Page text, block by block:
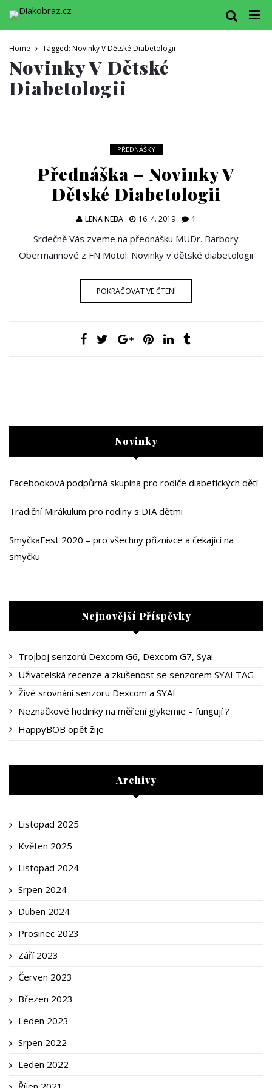
Home Tagged: Novinky V Dětské Diabetologii
Novinky V Dětské
Diabetologii
PŘEDNÁŠKY
Přednáška – Novinky V
Dětské Diabetologii
LENA NEBA 16. 4. 2019 1
Srdečně Vás zveme na přednášku MUDr. Barbory
Obermannové z FN Motol: Novinky v dětské diabetologii
POKRAČOVAT VE ČTENÍ
Novinky
Facebooková podpůrná skupina pro rodiče diabetických dětí
Tradiční Mirákulum pro rodiny s DIA dětmi
SmyčkaFest 2020 – pro všechny příznivce a čekající na
smyčku
Nejnovější Příspěvky
Trojboj senzorů Dexcom G6, Dexcom G7, Syai
Uživatelská recenze a zkušenost se senzorem SYAI TAG
Živé srovnání senzoru Dexcom a SYAI
Neznačkové hodinky na měření glykemie – fungují ?
HappyBOB opět žije
Archivy
Listopad 2025
Květen 2025
Listopad 2024
Srpen 2024
Duben 2024
Prosinec 2023
Září 2023
Červen 2023
Březen 2023
Leden 2023
Srpen 2022
Leden 2022